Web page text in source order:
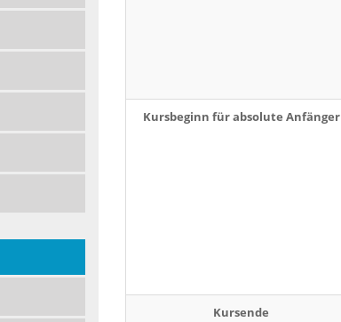
Kursbeginn für absolute Anfänger
Kursende